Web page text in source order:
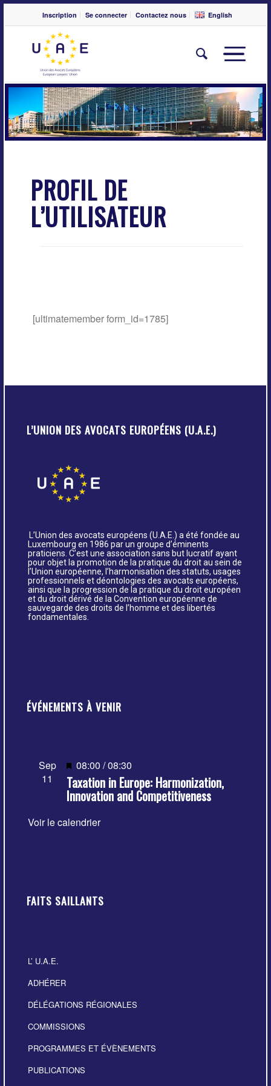
Inscription Se connecter Contactez nous English
PROFIL DE
L’UTILISATEUR
[ultimatemember form_id=1785]
L’UNION DES AVOCATS EUROPÉENS (U.A.E.)
L’Union des avocats européens (U.A.E.) a été fondée au
Luxembourg en 1986 par un groupe d’éminents
praticiens. C’est une association sans but lucratif ayant
pour objet la promotion de la pratique du droit au sein de
l’Union européenne, l’harmonisation des statuts, usages
professionnels et déontologies des avocats européens,
ainsi que la progression de la pratique du droit européen
et du droit dérivé de la Convention européenne de
sauvegarde des droits de l’homme et des libertés
fondamentales.
ÉVÉNEMENTS À VENIR
Sep
11
Mis
en
avant
08:00 /08:30
Taxation in Europe: Harmonization,
Innovation and Competitiveness
Voir le calendrier
FAITS SAILLANTS
L’ U.A.E.
ADHÉRER
DÉLÉGATIONS RÉGIONALES
COMMISSIONS
PROGRAMMES ET ÉVÈNEMENTS
PUBLICATIONS